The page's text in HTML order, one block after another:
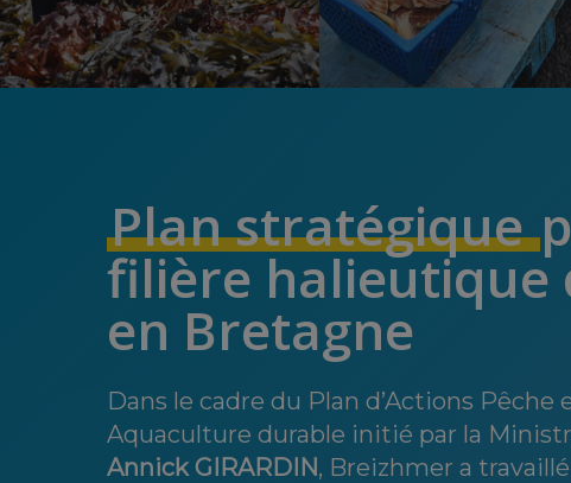
Plan stratégique
filière halieutique
en Bretagne
Dans le cadre du Plan d’Actions Pêche
Aquaculture durable initié par la
Annick GIRARDIN, Breizhmer a